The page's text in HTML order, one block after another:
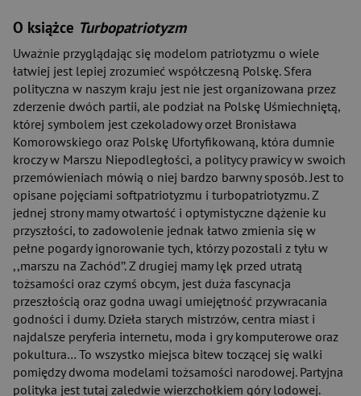
O książce Turbopatriotyzm
Uważnie przyglądając się modelom patriotyzmu o wiele
łatwiej jest lepiej zrozumieć współczesną Polskę. Sfera
polityczna w naszym kraju jest nie jest organizowana przez
zderzenie dwóch partii, ale podział na Polskę Uśmiechniętą,
której symbolem jest czekoladowy orzeł Bronisława
Komorowskiego oraz Polskę Ufortyfikowaną, która dumnie
kroczy w Marszu Niepodległości, a politycy prawicy w swoich
przemówieniach mówią o niej bardzo barwny sposób. Jest to
opisane pojęciami softpatriotyzmu i turbopatriotyzmu. Z
jednej strony mamy otwartość i optymistyczne dążenie ku
przyszłości, to zadowolenie jednak łatwo zmienia się w
pełne pogardy ignorowanie tych, którzy pozostali z tyłu w
,,marszu na Zachód’’. Z drugiej mamy lęk przed utratą
tożsamości oraz czymś obcym, jest duża fascynacja
przeszłością oraz godna uwagi umiejętność przywracania
godności i dumy. Dzieła starych mistrzów, centra miast i
najdalsze peryferia internetu, moda i gry komputerowe oraz
pokultura… To wszystko miejsca bitew toczącej się walki
pomiędzy dwoma modelami tożsamości narodowej. Partyjna
polityka jest tutaj zaledwie wierzchołkiem góry lodowej.